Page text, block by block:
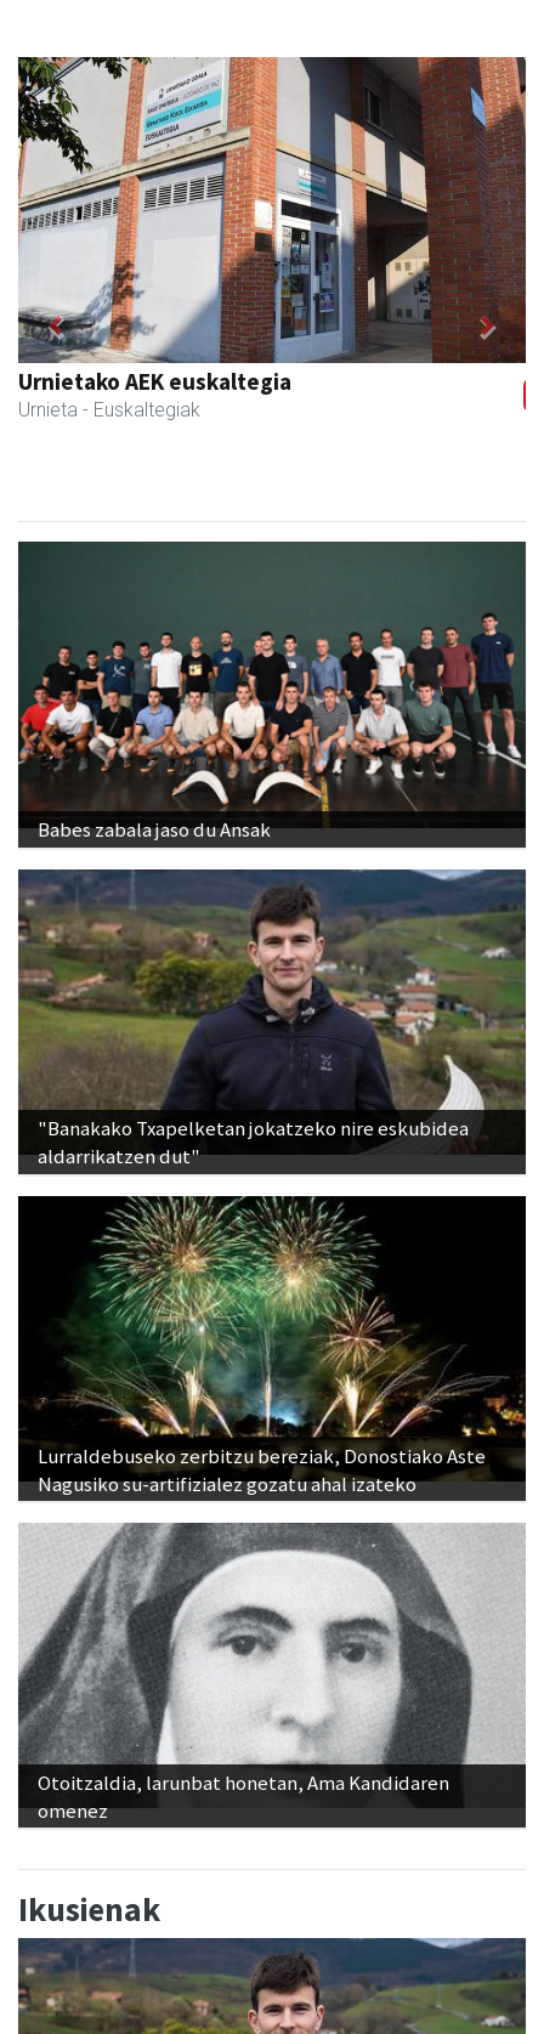
Urnietako AEK euskaltegia
Urnieta - Euskaltegiak
Previous Next
Babes zabala jaso du Ansak
"Banakako Txapelketan jokatzeko nire eskubidea
aldarrikatzen dut"
Lurraldebuseko zerbitzu bereziak, Donostiako Aste
Nagusiko su-artifizialez gozatu ahal izateko
Otoitzaldia, larunbat honetan, Ama Kandidaren
omenez
Ikusienak